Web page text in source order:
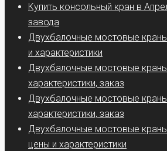
Купить консольный кран в
завода
Двухбалочные мостовые
и характеристики
Двухбалочные мостовые
характеристики, заказ
Двухбалочные мостовые
характеристики, заказ
Двухбалочные мостовые
цены и характеристики